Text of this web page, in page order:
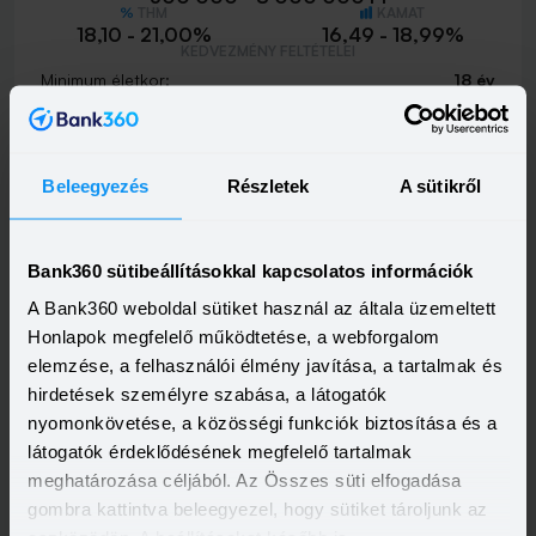
Beleegyezés Részletek A sütikről
Bank360 sütibeállításokkal kapcsolatos információk
A Bank360 weboldal sütiket használ az általa üzemeltett
Honlapok megfelelő működtetése, a webforgalom
elemzése, a felhasználói élmény javítása, a tartalmak és
hirdetések személyre szabása, a látogatók
nyomonkövetése, a közösségi funkciók biztosítása és a
látogatók érdeklődésének megfelelő tartalmak
meghatározása céljából. Az Összes süti elfogadása
gombra kattintva beleegyezel, hogy sütiket tároljunk az
18,10 - 21,00% 16,49 - 18,99%
Minimum életkor:
18 év
Minimum munkaviszony:
3 hónap
Minimum jövedelem:
214 662 Ft
Visszahívást szeretnék
MBH Személyi Kölcsön 400+
HITELÖSSZEG
500 000 - 15 000 000 Ft
10,00 - 19,80% 9,39 - 17,99%
KEDVEZMÉNY FELTÉTELEI
Minimum életkor:
Minimum munkaviszony:
3 hónap
Minimum jövedelem:
400 000 Ft